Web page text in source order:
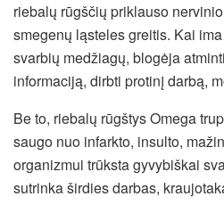
riebalų rūgščių priklauso
smegenų ląsteles greitis. Kai
svarbių medžiagų, blogėja
informaciją, dirbti protinį darbą,
Be to, riebalų rūgštys Omega
saugo nuo infarkto, insulto,
organizmui trūksta gyvybiškai
sutrinka širdies darbas,